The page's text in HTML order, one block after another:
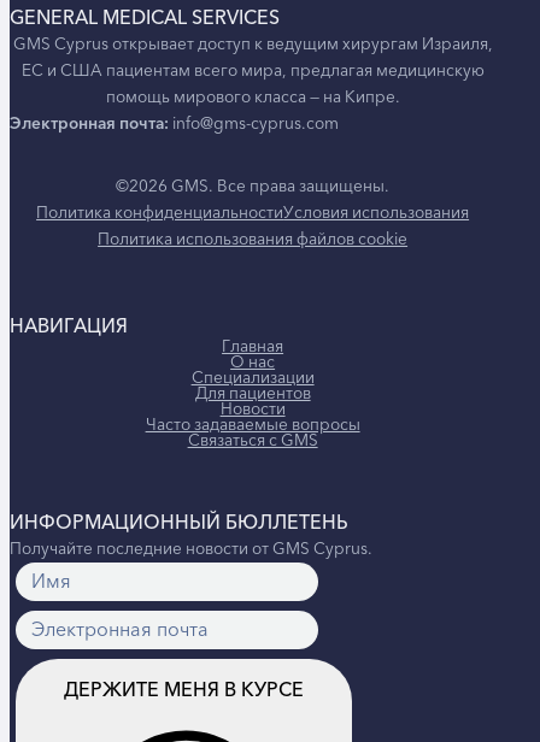
GENERAL MEDICAL SERVICES
GMS Cyprus открывает доступ к ведущим хирургам Израиля,
ЕС и США пациентам всего мира, предлагая медицинскую
помощь мирового класса — на Кипре.
Электронная почта: info@gms-cyprus.com
©2026 GMS. Все права защищены.
Политика конфиденциальностиУсловия использования
Политика использования файлов cookie
НАВИГАЦИЯ
Главная
О нас
Специализации
Для пациентов
Новости
Часто задаваемые вопросы
Связаться с GMS
ИНФОРМАЦИОННЫЙ БЮЛЛЕТЕНЬ
Получайте последние новости от GMS Cyprus.
ДЕРЖИТЕ МЕНЯ В КУРСЕ